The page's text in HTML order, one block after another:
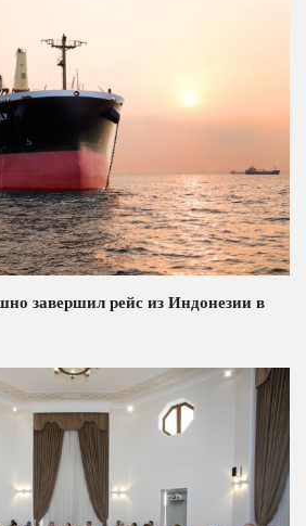
завершил рейс из Индонезии в